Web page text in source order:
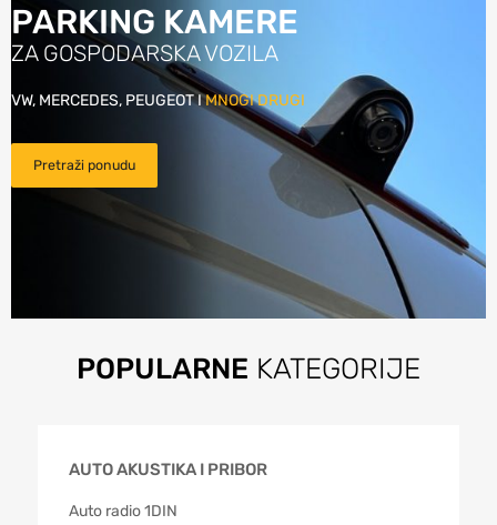
PARKING KAMERE
ZA GOSPODARSKA VOZILA
VW, MERCEDES, PEUGEOT IMNOGI DRUGI
Pretraži ponudu
POPULARNE KATEGORIJE
AUTO AKUSTIKA I PRIBOR
Auto radio 1DIN